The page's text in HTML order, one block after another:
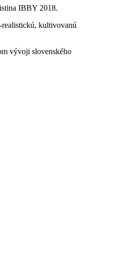
IBBY 2018.
realistickú, kultivovanú
vývoji slovenského